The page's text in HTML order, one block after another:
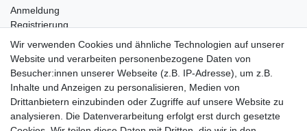
Anmeldung
Registrierung
Wunschliste
Warenkorb
Bleiben Sie auf dem Laufenden ...
E-MAIL **
Newsletter
Honig
Wir verwenden Cookies und ähnliche Technologien auf unserer
Website und verarbeiten personenbezogene Daten von
Besucher:innen unserer Webseite (z.B. IP-Adresse), um z.B.
Inhalte und Anzeigen zu personalisieren, Medien von
Drittanbietern einzubinden oder Zugriffe auf unsere Website zu
analysieren. Die Datenverarbeitung erfolgt erst durch gesetzte